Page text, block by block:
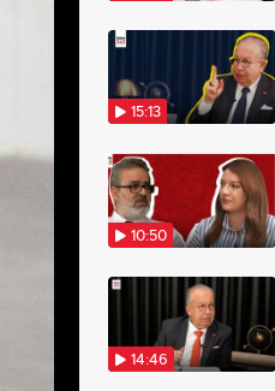
15:13
10:50
14:46